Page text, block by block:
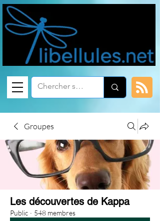
Groupes
Les découvertes de Kappa
Public · 548 membres